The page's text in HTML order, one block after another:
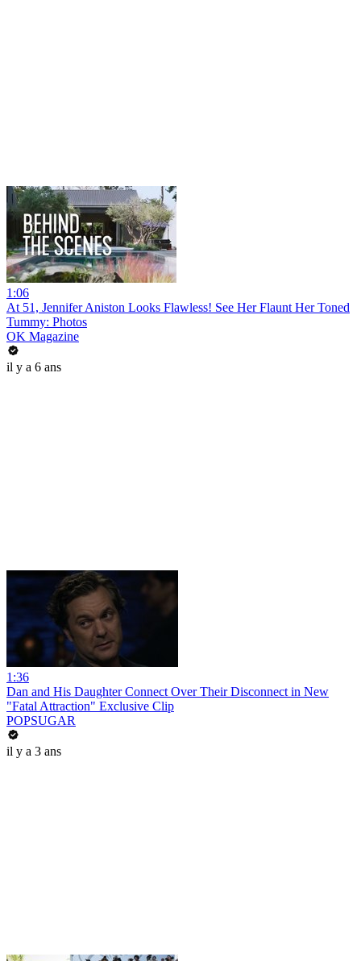
1:06
At 51, Jennifer Aniston Looks Flawless! See Her Flaunt Her Toned
Tummy: Photos
OK Magazine
il y a 6 ans
1:36
Dan and His Daughter Connect Over Their Disconnect in New
"Fatal Attraction" Exclusive Clip
POPSUGAR
il y a 3 ans